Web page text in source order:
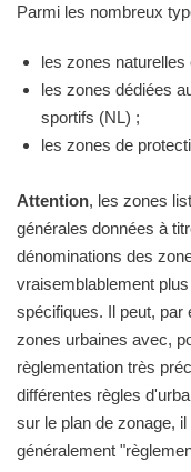
Parmi les nombreux
les zones
les zones dédiées
sportifs (NL) ;
les zones de
Attention, les zones
générales données à
dénominations des
vraisemblablement
spécifiques. Il peut,
zones urbaines avec,
règlementation très
différentes règles
sur le plan de zonage,
généralement